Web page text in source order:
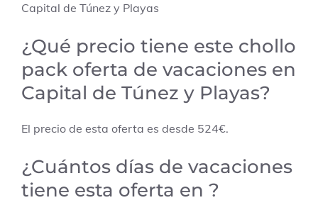
Capital de Túnez y Playas
¿Qué precio tiene este chollo
pack oferta de vacaciones en
Capital de Túnez y Playas?
El precio de esta oferta es desde 524€.
¿Cuántos días de vacaciones
tiene esta oferta en ?